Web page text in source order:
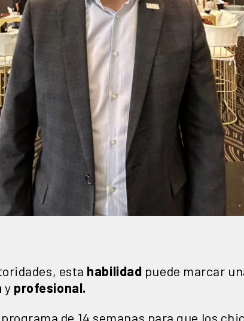
esta habilidad puede marcar
y profesional.
de 14 semanas para que los